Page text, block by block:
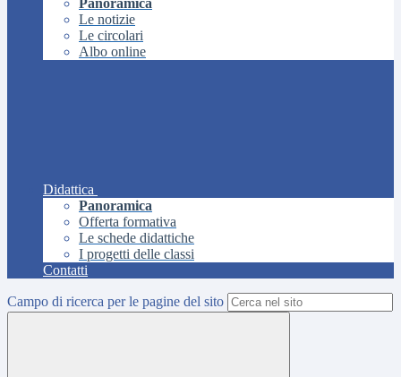
Panoramica
Le notizie
Le circolari
Albo online
Didattica
Panoramica
Offerta formativa
Le schede didattiche
I progetti delle classi
Contatti
Campo di ricerca per le pagine del sito